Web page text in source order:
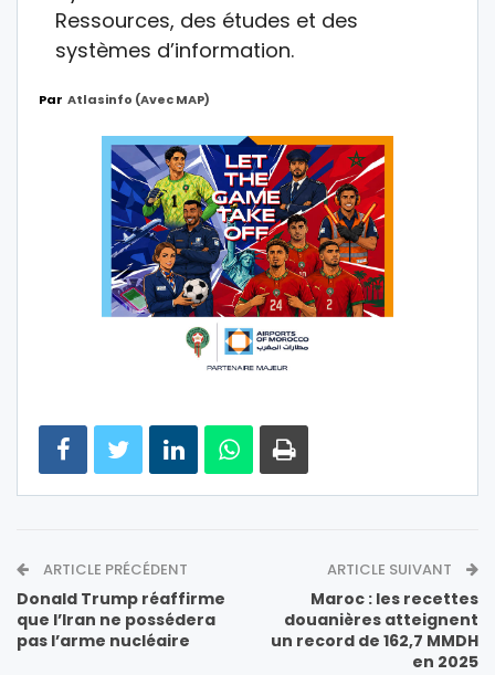
Ressources, des études et des
systèmes d’information.
Par Atlasinfo (avec MAP)
ARTICLE PRÉCÉDENT
Donald Trump réaffirme
que l’Iran ne possédera
pas l’arme nucléaire
ARTICLE SUIVANT
Maroc : les recettes
douanières atteignent
un record de 162,7 MMDH
en 2025